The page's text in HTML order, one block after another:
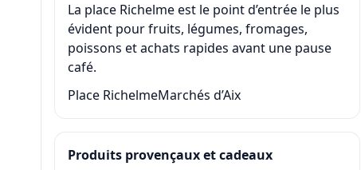
La place Richelme est le point d’entrée le plus
évident pour fruits, légumes, fromages,
poissons et achats rapides avant une pause
café.
Place RichelmeMarchés d’Aix
Produits provençaux et cadeaux